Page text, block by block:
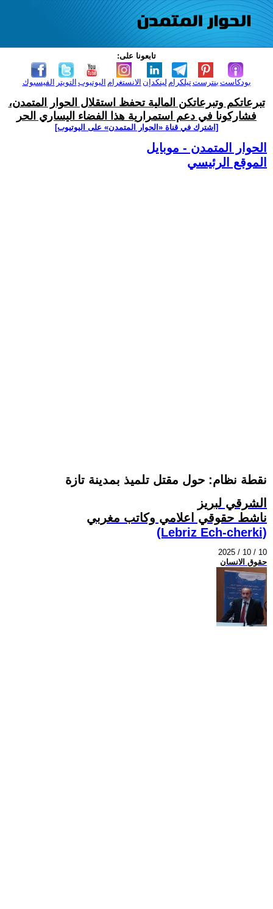
تابعونا على:
الفيسبوك التويتر اليوتيوب الانستغرام لينكدإن تيلكرامبنترست بودكاست
تبرعاتكم وتبرعاتكن المالية تحفظ استقلال الحوار المتمدن،
فشاركونا في دعم استمرارية هذا الفضاء اليساري الحر
[اشترك في قناة ‫«الحوار المتمدن» على اليوتيوب]
الحوار المتمدن - موبايل
الموقع الرئيسي
نقطة نظام: حول مقتل تلميذ بمدينة تازة
الشرقي لبريز
ناشط حقوقي اعلامي وكاتب مغربي
(Lebriz Ech-cherki)
2025 / 10 / 10
حقوق الانسان